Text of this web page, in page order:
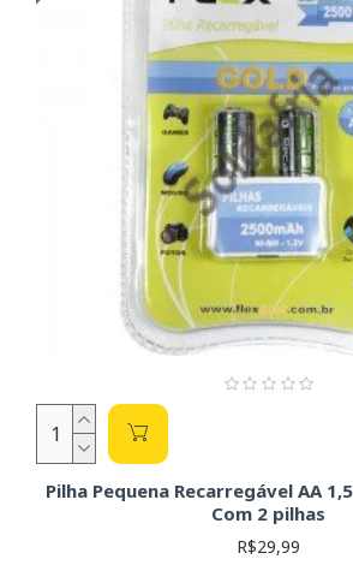
Pilha Pequena Recarregável AA
Com 2 pilhas
R$29,99